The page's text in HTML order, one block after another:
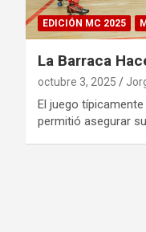
EDICIÓN MC 2025
La Barraca
octubre 3, 2025
El juego
permitió asegurar